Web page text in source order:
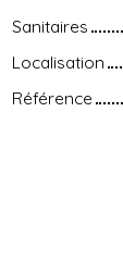
Sanitaires
Localisation
Référence